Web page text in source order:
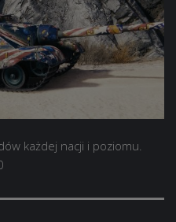
każdej nacji i poziomu.